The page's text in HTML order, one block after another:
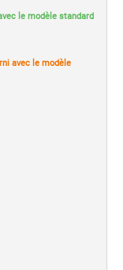
le modèle standard
avec le modèle